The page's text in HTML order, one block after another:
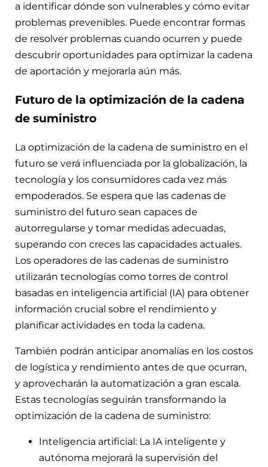
a identificar dónde son vulnerables y cómo evitar
problemas prevenibles. Puede encontrar formas
de resolver problemas cuando ocurren y puede
descubrir oportunidades para optimizar la cadena
de aportación y mejorarla aún más.
Futuro de la optimización de la cadena
de suministro
La optimización de la cadena de suministro en el
futuro se verá influenciada por la globalización, la
tecnología y los consumidores cada vez más
empoderados. Se espera que las cadenas de
suministro del futuro sean capaces de
autorregularse y tomar medidas adecuadas,
superando con creces las capacidades actuales.
Los operadores de las cadenas de suministro
utilizarán tecnologías como torres de control
basadas en inteligencia artificial (IA) para obtener
información crucial sobre el rendimiento y
planificar actividades en toda la cadena.
También podrán anticipar anomalías en los costos
de logística y rendimiento antes de que ocurran,
y aprovecharán la automatización a gran escala.
Estas tecnologías seguirán transformando la
optimización de la cadena de suministro:
Inteligencia artificial: La IA inteligente y
autónoma mejorará la supervisión del